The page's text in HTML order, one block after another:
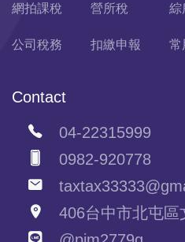
網拍課稅 營所稅 綜
公司稅務 扣繳申報 常
Contact
04-22315999
0982-920778
406台中市北屯區